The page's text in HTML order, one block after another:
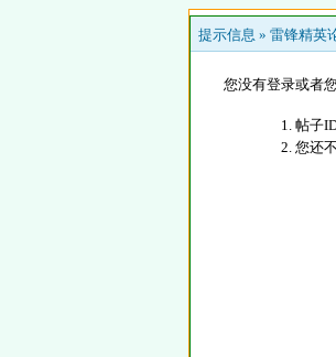
提示信息 » 雷锋精英
您没有登录或者
帖子
您还